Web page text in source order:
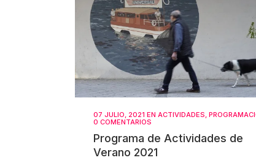
07 JULIO, 2021 EN ACTIVIDADES,
0 COMENTARIOS
Programa de Actividades de
Verano 2021